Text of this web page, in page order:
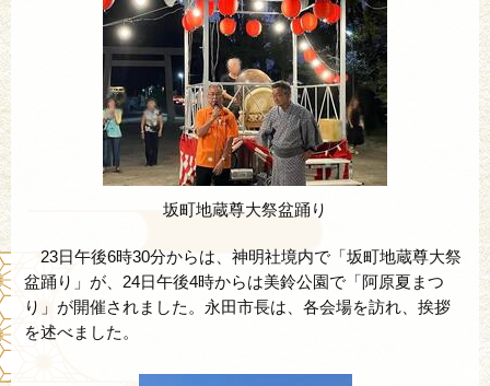
坂町地蔵尊大祭盆踊り
23日午後6時30分からは、神明社境内で「坂町地蔵尊大祭
盆踊り」が、24日午後4時からは美鈴公園で「阿原夏まつ
り」が開催されました。永田市長は、各会場を訪れ、挨拶
を述べました。